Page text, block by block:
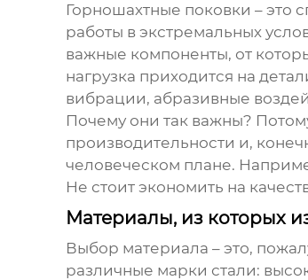
Горношахтные поковки – это
работы в экстремальных
важные компоненты, от
нагрузка приходится на
вибрации, абразивные
Почему они так важны?
производительности и,
человеческом плане.
Не стоит экономить на
Материалы, из которых
Выбор материала – это,
различные марки стали: